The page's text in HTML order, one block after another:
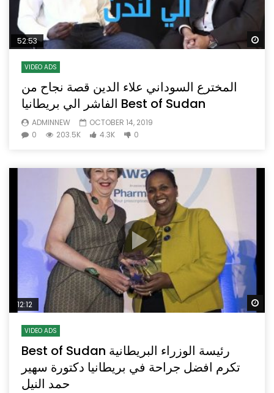
52:53
VIDEO ADS
المخترع السوداني علاء الدين قصة نجاح من
الفاشر الي بريطانيا Best of Sudan
ADMINNEW
OCTOBER 14, 2019
0
203.5K 4.3K 0
12:12
VIDEO ADS
Best of Sudan رئيسة الوزراء البريطانية
تكرم افضل جراحة في بريطانيا دكتورة سهير
حمد النيل